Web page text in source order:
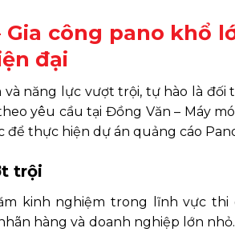
Gia công pano khổ
đại
năng lực vượt trội, tự hào là đối
yêu cầu tại Đồng Văn – Máy
thực hiện dự án quảng cáo
trội
kinh nghiệm trong lĩnh vực thi
hàng và doanh nghiệp lớn